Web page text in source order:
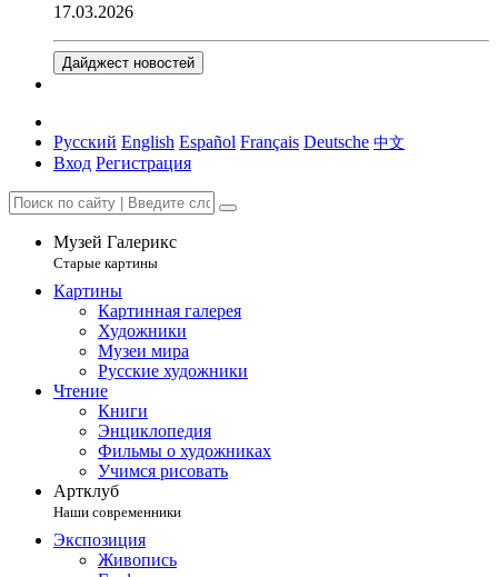
17.03.2026
Дайджест новостей
Русский English Español Français Deutsche 中文
Вход Регистрация
Музей Галерикс
Старые картины
Картины
Картинная галерея
Художники
Музеи мира
Русские художники
Чтение
Книги
Энциклопедия
Фильмы о художниках
Учимся рисовать
Артклуб
Наши современники
Экспозиция
Живопись